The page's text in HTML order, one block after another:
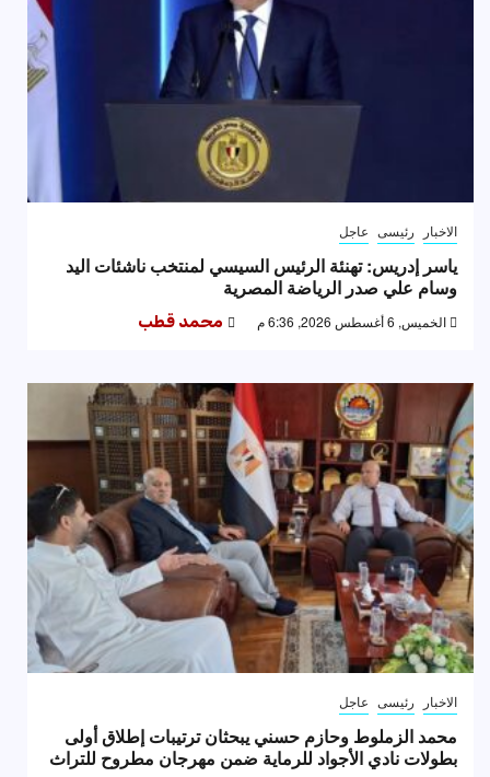
الاخبار رئيسى عاجل
ياسر إدريس: تهنئة الرئيس السيسي لمنتخب ناشئات اليد
وسام علي صدر الرياضة المصرية
الخميس, 6 أغسطس 2026, 6:36 م محمد قطب
الاخبار رئيسى عاجل
محمد الزملوط وحازم حسني يبحثان ترتيبات إطلاق أولى
بطولات نادي الأجواد للرماية ضمن مهرجان مطروح للتراث